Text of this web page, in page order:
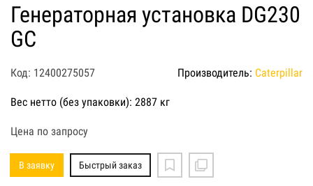
Генераторная установка DG230
GC
Код: 12400275057 Производитель: Caterpillar
Вес нетто (без упаковки): 2887 кг
Цена по запросу
В заявку Быстрый заказ